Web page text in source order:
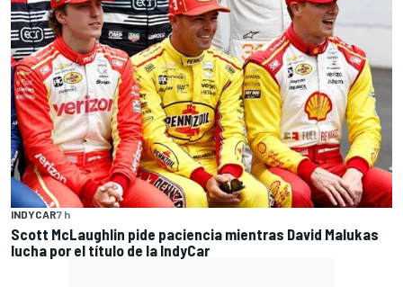
INDYCAR7 h
Scott McLaughlin pide paciencia mientras David Malukas
lucha por el título de la IndyCar